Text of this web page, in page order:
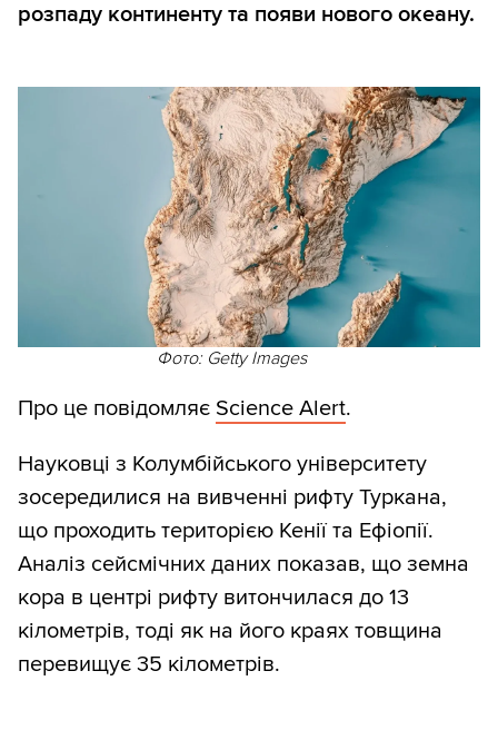
розпаду континенту та появи нового океану.
Фото: Getty Images
Про це повідомляє Science Alert.
Науковці з Колумбійського університету
зосередилися на вивченні рифту Туркана,
що проходить територією Кенії та Ефіопії.
Аналіз сейсмічних даних показав, що земна
кора в центрі рифту витончилася до 13
кілометрів, тоді як на його краях товщина
перевищує 35 кілометрів.